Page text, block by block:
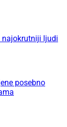
najokrutniji ljudi
posebno